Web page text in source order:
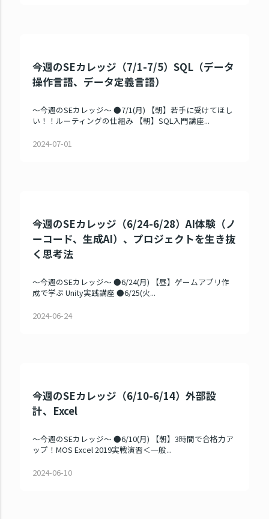
今週のSEカレッジ（7/1-7/5）SQL（データ
操作言語、データ定義言語）
～今週のSEカレッジ～ ●7/1(月) 【朝】若手に受けてほし
い！！ルーティングの仕組み 【朝】SQL入門講座...
2024-07-01
今週のSEカレッジ（6/24-6/28）AI体験（ノ
ーコード、生成AI）、プロジェクトを生き抜
く思考法
～今週のSEカレッジ～ ●6/24(月) 【昼】ゲームアプリ作
成で学ぶ Unity実践講座 ●6/25(火...
2024-06-24
今週のSEカレッジ（6/10-6/14）外部設
計、Excel
～今週のSEカレッジ～ ●6/10(月) 【朝】3時間で合格力ア
ップ！MOS Excel 2019実戦演習＜一般...
2024-06-10